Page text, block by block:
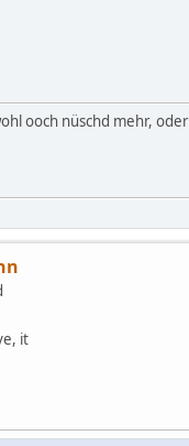
ooch nüschd mehr,
it